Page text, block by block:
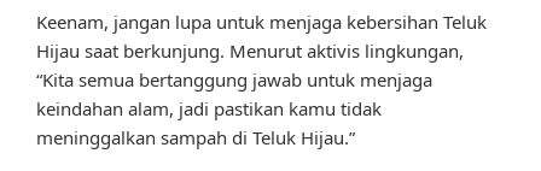
Keenam, jangan lupa untuk menjaga kebersihan Teluk
Hijau saat berkunjung. Menurut aktivis lingkungan,
“Kita semua bertanggung jawab untuk menjaga
keindahan alam, jadi pastikan kamu tidak
meninggalkan sampah di Teluk Hijau.”